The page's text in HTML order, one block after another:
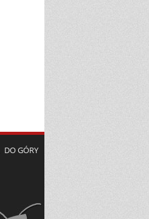
DO GÓRY